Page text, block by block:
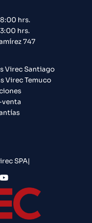
hrs.
hrs.
747​
Virec Santiago
Virec Temuco
venta
SPA|